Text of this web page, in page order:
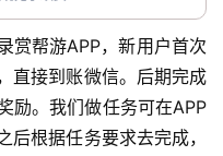
赏帮游APP，新用户首次
直接到账微信。后期完成
励。我们做任务可在APP
根据任务要求去完成，